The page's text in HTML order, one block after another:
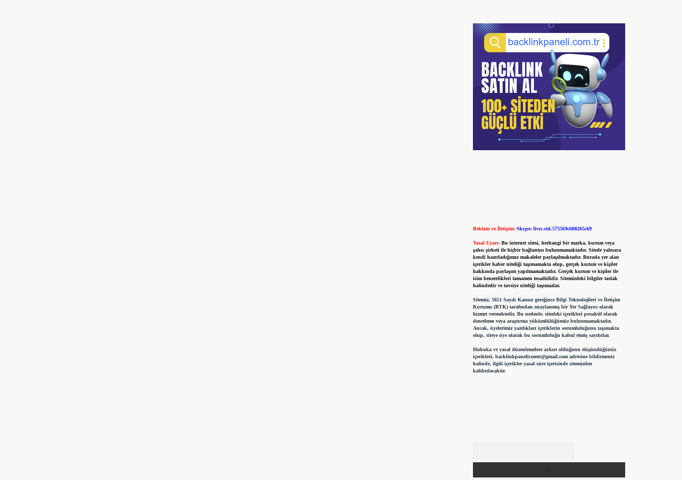
Reklam ve İletişim: Skype: live:.cid.575569c608265c69
Yasal Uyarı: Bu internet sitesi, herhangi bir marka, kurum veya
şahıs şirketi ile hiçbir bağlantısı bulunmamaktadır. Sitede yalnızca
kendi hazırladığımız makaleler paylaşılmaktadır. Burada yer alan
içerikler haber niteliği taşımamakta olup, gerçek kurum ve kişiler
hakkında paylaşım yapılmamaktadır. Gerçek kurum ve kişiler ile
isim benzerlikleri tamamen tesadüfidir. Sitemizdeki bilgiler taslak
halindedir ve tavsiye niteliği taşımazlar.
Sitemiz, 5651 Sayılı Kanun gereğince Bilgi Teknolojileri ve İletişim
Kurumu (BTK) tarafından onaylanmış bir Yer Sağlayıcı olarak
hizmet vermektedir. Bu nedenle, sitedeki içerikleri proaktif olarak
denetleme veya araştırma yükümlülüğümüz bulunmamaktadır.
Ancak, üyelerimiz yazdıkları içeriklerin sorumluluğunu taşımakta
olup, siteye üye olarak bu sorumluluğu kabul etmiş sayılırlar.
Hukuka ve yasal düzenlemelere aykırı olduğunu düşündüğünüz
içerikleri, backlinkpanelicomtr@gmail.comadresine bildirmeniz
halinde, ilgili içerikler yasal süre içerisinde sitemizden
kaldırılacaktır.